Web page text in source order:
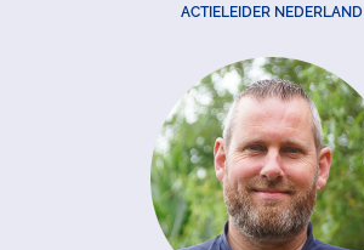
ACTIELEIDER NEDERLAND